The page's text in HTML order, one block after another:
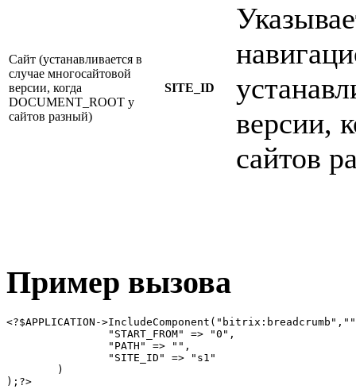
Cайт (устанавливается в
случае многосайтовой
версии, когда
DOCUMENT_ROOT у
сайтов разный)
SITE_ID
версии,
сайтов
Пример вызова
<?$APPLICATION-
		"START_FROM" => "0",
		"PATH" => "",
		"SITE_ID" => "s1"
	)
);?>